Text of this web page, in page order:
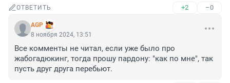
ОТВЕТИТЬ +2 –0
AGP
8 ноября 2024, 13:51
Все комменты не читал, если уже было про
жабогадюкинг, тогда прошу пардону: "как по мне", так
пусть друг друга перебьют.